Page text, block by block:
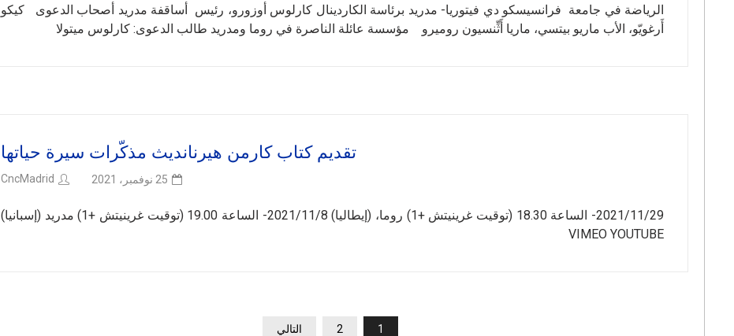
الرياضة في جامعة فرانسيسكو دي فيتوريا- مدريد برئاسة الكاردينال كارلوس أوزورو، رئيس أساقفة مدريد أصحاب الدعوى كيكو
أَرغويّو، الأب ماريو بيتسي، ماريا أَثِّنسيون روميرو مؤسسة عائلة الناصرة في روما ومدريد طالب الدعوى: كارلوس ميتولا
تقديم كتاب كارمن هيرنانديث مذكّرات سيرة حياتها
25 نوفمبر، 2021 CncMadrid
2021/11/29- الساعة 18.30 (توقيت غرينيتش +1) روما، (إيطاليا) 2021/11/8- الساعة 19.00 (توقيت غرينيتش +1) مدريد (إسبانيا)
VIMEO YOUTUBE
1
2 التالي